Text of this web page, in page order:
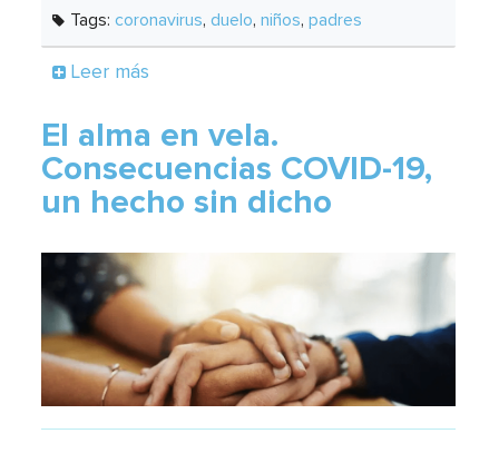
Tags:coronavirus,duelo,niños,padres
Leer más
El alma en vela.
Consecuencias COVID-19,
un hecho sin dicho